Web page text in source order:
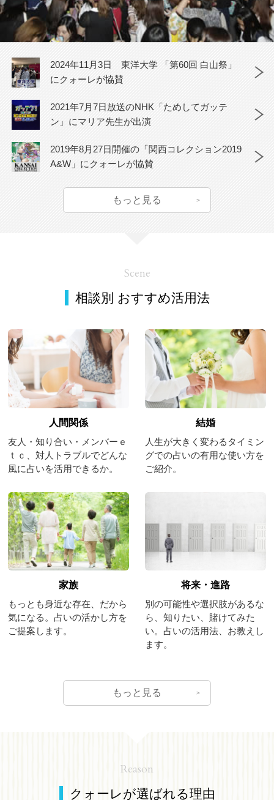
2024年11月3日 東洋大学 「第60回 白山祭」
にクォーレが協賛
2021年7月7日放送のNHK「ためしてガッテ
ン」にマリア先生が出演
2019年8月27日開催の「関西コレクション2019
A&W」にクォーレが協賛
もっと見る
Scene
相談別 おすすめ活用法
人間関係
友人・知り合い・メンバーｅ
ｔｃ、対人トラブルでどんな
風に占いを活用できるか。
結婚
人生が大きく変わるタイミン
グでの占いの有用な使い方を
ご紹介。
家族
もっとも身近な存在、だから
気になる。占いの活かし方を
ご提案します。
将来・進路
別の可能性や選択肢があるな
ら、知りたい、賭けてみた
い。占いの活用法、お教えし
ます。
もっと見る
Reason
クォーレが選ばれる理由